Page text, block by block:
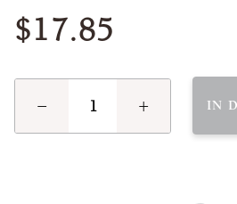
$17.85
− + IN